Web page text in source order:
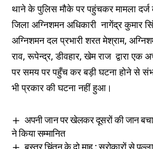
थाने के पुलिस मौके पर पहुंचकर मामला दर्ज
जिला अग्निशमन अधिकारी नागेंद्र कुमार
अग्निशमन दल प्रभारी शरत मेश्राम,
राव, रूपेन्द्र, डीवहार, खेम राज द्वारा एक
पर समय पर पहुँच कर बड़ी घटना होने से
भी प्रकार की घटना नहीं हुआ।
अपनी जान पर खेलकर दूसरों की जान
ने किया सम्मानित